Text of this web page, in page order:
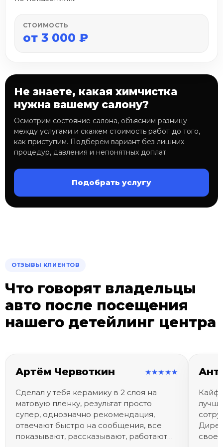
СТОИМОСТЬ
от 3 000 ₽
Не знаете, какая химчистка
нужна вашему салону?
Осмотрим состояние салона, объясним разницу
между услугами и скажем стоимость работ до того,
как приступим. Подберём вариант без лишних
процедур, давления и непонятных доплат.
Подобрать услугу
ОТЗЫВЫ КЛИЕНТОВ
Что говорят владельцы
авто после посещения
нашего детейлинг центра
Артём Червоткин ★★★★★
Сделал у тебя керамику в 2 слоя на
матовую пленку, результат просто
супер, однозначно рекомендация,
отвечают быстро на сообщения, все
показывают, рассказывают, работают